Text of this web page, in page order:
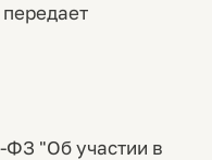
ФЗ "Об участии в